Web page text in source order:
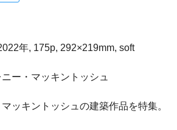
年, 175p, 292×219mm, soft
ー・マッキントッシュ
ッキントッシュの建築作品を特集。